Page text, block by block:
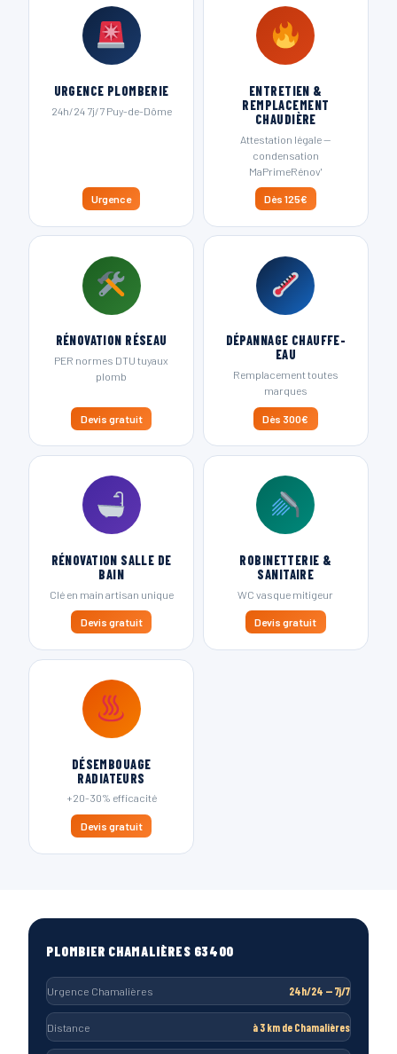
URGENCE PLOMBERIE
24h/24 7j/7 Puy-de-Dôme
Urgence
ENTRETIEN &
REMPLACEMENT
CHAUDIÈRE
Attestation légale —
condensation
MaPrimeRénov'
Dès 125€
RÉNOVATION RÉSEAU
PER normes DTU tuyaux
plomb
Devis gratuit
DÉPANNAGE CHAUFFE-
EAU
Remplacement toutes
marques
Dès 300€
RÉNOVATION SALLE DE
BAIN
Clé en main artisan unique
Devis gratuit
ROBINETTERIE &
SANITAIRE
WC vasque mitigeur
Devis gratuit
DÉSEMBOUAGE
RADIATEURS
+20-30% efficacité
Devis gratuit
PLOMBIER CHAMALIÈRES 63400
Urgence Chamalières 24h/24 — 7j/7
Distance à 3 km de Chamalières